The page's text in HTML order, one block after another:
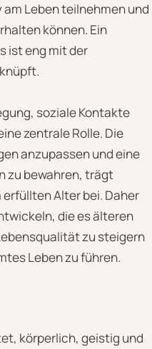
Leben teilnehmen und
können. Ein
ist eng mit der
soziale Kontakte
zentrale Rolle. Die
anzupassen und eine
zu bewahren, trägt
Alter bei. Daher
die es älteren
zu steigern
Leben zu führen.
körperlich, geistig und